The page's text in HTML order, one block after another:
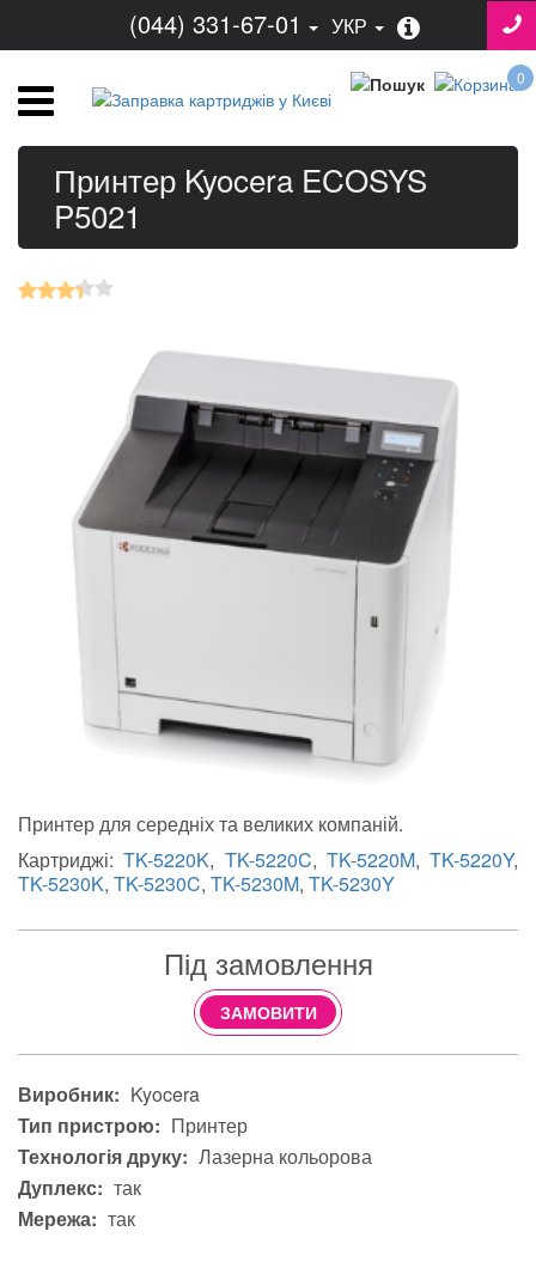
(044) 331-67-01 УКР
0
Принтер Kyocera ECOSYS
P5021
Принтер для середніх та великих компаній.
Картриджі:TK-5220K, TK-5220C, TK-5220M, TK-5220Y,
TK-5230K, TK-5230C, TK-5230M, TK-5230Y
Під замовлення
ЗАМОВИТИ
Виробник: Kyocera
Тип пристрою: Принтер
Технологія друку: Лазерна кольорова
Дуплекс: так
Мережа: так